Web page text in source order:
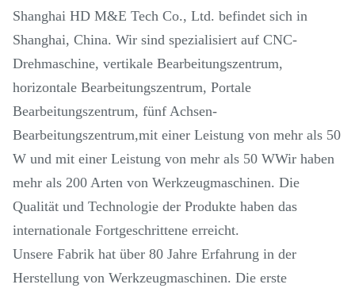
Shanghai HD M&E Tech Co., Ltd. befindet sich in
Shanghai, China. Wir sind spezialisiert auf CNC-
Drehmaschine, vertikale Bearbeitungszentrum,
horizontale Bearbeitungszentrum, Portale
Bearbeitungszentrum, fünf Achsen-
Bearbeitungszentrum,mit einer Leistung von mehr als 50
W und mit einer Leistung von mehr als 50 WWir haben
mehr als 200 Arten von Werkzeugmaschinen. Die
Qualität und Technologie der Produkte haben das
internationale Fortgeschrittene erreicht.
Unsere Fabrik hat über 80 Jahre Erfahrung in der
Herstellung von Werkzeugmaschinen. Die erste